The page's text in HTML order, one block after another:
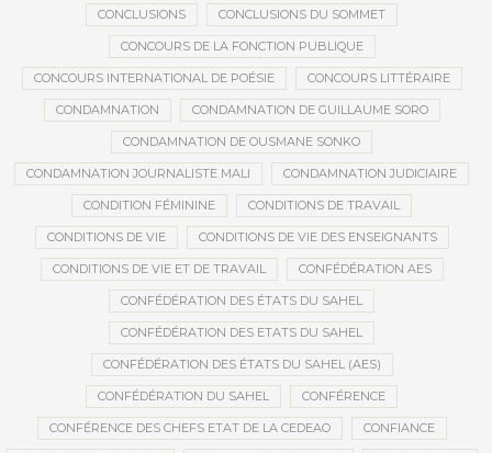
CONCLUSIONS CONCLUSIONS DU SOMMET
CONCOURS DE LA FONCTION PUBLIQUE
CONCOURS INTERNATIONAL DE POÉSIE CONCOURS LITTÉRAIRE
CONDAMNATION CONDAMNATION DE GUILLAUME SORO
CONDAMNATION DE OUSMANE SONKO
CONDAMNATION JOURNALISTE MALI CONDAMNATION JUDICIAIRE
CONDITION FÉMININE CONDITIONS DE TRAVAIL
CONDITIONS DE VIE CONDITIONS DE VIE DES ENSEIGNANTS
CONDITIONS DE VIE ET DE TRAVAIL CONFÉDÉRATION AES
CONFÉDÉRATION DES ÉTATS DU SAHEL
CONFÉDÉRATION DES ETATS DU SAHEL
CONFÉDÉRATION DES ÉTATS DU SAHEL (AES)
CONFÉDÉRATION DU SAHEL CONFÉRENCE
CONFÉRENCE DES CHEFS ETAT DE LA CEDEAO CONFIANCE